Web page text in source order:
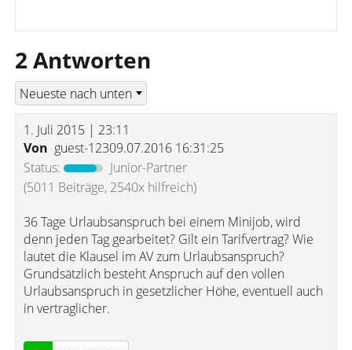
2 Antworten
1. Juli 2015 | 23:11
Von guest-12309.07.2016 16:31:25
Status:
Junior-Partner
(5011 Beiträge, 2540x hilfreich)
36 Tage Urlaubsanspruch bei einem Minijob, wird
denn jeden Tag gearbeitet? Gilt ein Tarifvertrag? Wie
lautet die Klausel im AV zum Urlaubsanspruch?
Grundsätzlich besteht Anspruch auf den vollen
Urlaubsanspruch in gesetzlicher Höhe, eventuell auch
in vertraglicher.